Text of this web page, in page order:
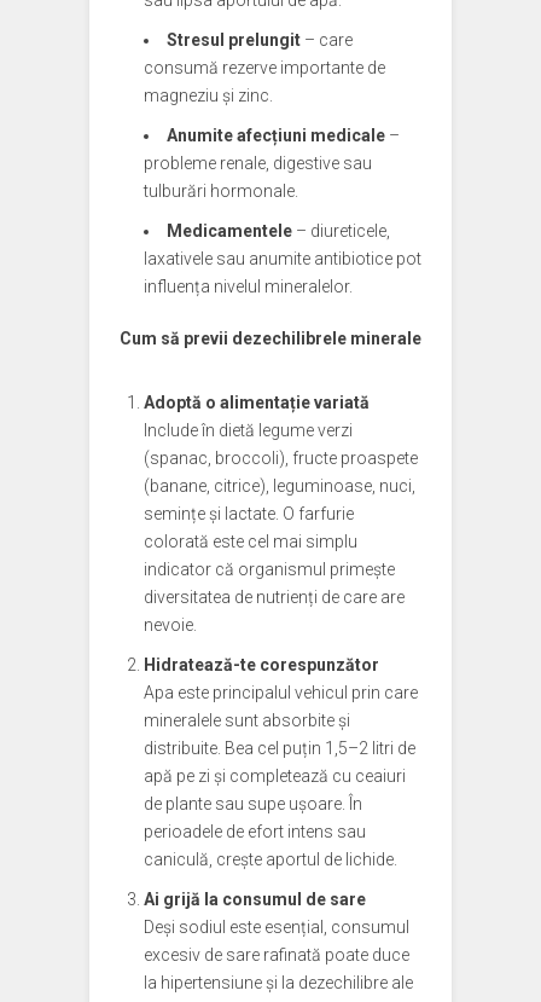
Stresul prelungit – care
consumă rezerve importante de
magneziu și zinc.
Anumite afecțiuni medicale –
probleme renale, digestive sau
tulburări hormonale.
Medicamentele – diureticele,
laxativele sau anumite antibiotice pot
influența nivelul mineralelor.
Cum să previi dezechilibrele minerale
Adoptă o alimentație variată
Include în dietă legume verzi
(spanac, broccoli), fructe proaspete
(banane, citrice), leguminoase, nuci,
semințe și lactate. O farfurie
colorată este cel mai simplu
indicator că organismul primește
diversitatea de nutrienți de care are
nevoie.
Hidratează-te corespunzător
Apa este principalul vehicul prin care
mineralele sunt absorbite și
distribuite. Bea cel puțin 1,5–2 litri de
apă pe zi și completează cu ceaiuri
de plante sau supe ușoare. În
perioadele de efort intens sau
caniculă, crește aportul de lichide.
Ai grijă la consumul de sare
Deși sodiul este esențial, consumul
excesiv de sare rafinată poate duce
la hipertensiune și la dezechilibre ale